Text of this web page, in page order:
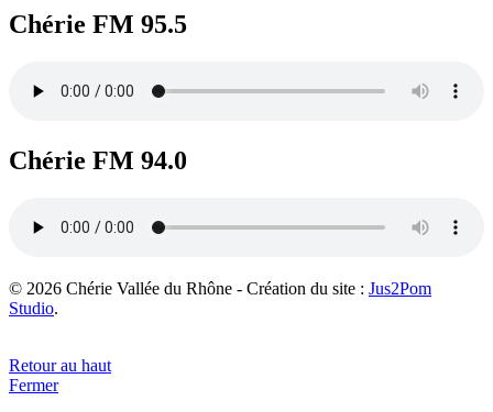
Chérie FM 95.5
Chérie FM 94.0
© 2026 Chérie Vallée du Rhône - Création du site : Jus2Pom
Studio.
Retour au haut
Fermer